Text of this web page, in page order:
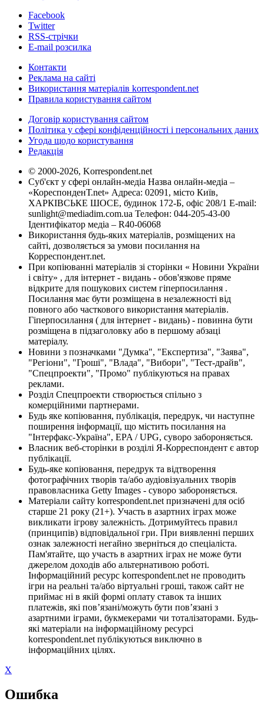
Facebook
Twitter
RSS-стрічки
E-mail розсилка
Контакти
Реклама на сайті
Використання матеріалів korrespondent.net
Правила користування сайтом
Договір користування сайтом
Політика у сфері конфіденційності і персональних даних
Угода щодо користування
Редакція
© 2000-2026, Korrespondent.net
Суб'єкт у сфері онлайн-медіа Назва онлайн-медіа –
«КореспонденТ.net» Адреса: 02091, місто Київ,
ХАРКІВСЬКЕ ШОСЕ, будинок 172-Б, офіс 208/1 E-mail:
sunlight@mediadim.com.ua Телефон: 044-205-43-00
Ідентифікатор медіа – R40-06068
Використання будь-яких матеріалів, розміщених на
сайті, дозволяється за умови посилання на
Корреспондент.net.
При копіюванні матеріалів зі сторінки « Новини України
і світу» , для інтернет - видань - обов'язкове пряме
відкрите для пошукових систем гіперпосилання .
Посилання має бути розміщена в незалежності від
повного або часткового використання матеріалів.
Гіперпосилання ( для інтернет - видань) - повинна бути
розміщена в підзаголовку або в першому абзаці
матеріалу.
Новини з позначками "Думка", "Експертиза", "Заява",
"Регіони", "Гроші", "Влада", "Вибори", "Тест-драйв",
"Спецпроекти", "Промо" публікуються на правах
реклами.
Розділ Спецпроекти створюється спільно з
комерційними партнерами.
Будь яке копіювання, публікація, передрук, чи наступне
поширення інформації, що містить посилання на
"Інтерфакс-Україна", EPA / UPG, суворо забороняється.
Власник веб-сторінки в розділі Я-Корреспондент є автор
публікації.
Будь-яке копіювання, передрук та відтворення
фотографічних творів та/або аудіовізуальних творів
правовласника Getty Images - суворо забороняється.
Матеріали сайту korrespondent.net призначені для осіб
старше 21 року (21+). Участь в азартних іграх може
викликати ігрову залежність. Дотримуйтесь правил
(принципів) відповідальної гри. При виявленні перших
ознак залежності негайно зверніться до спеціаліста.
Пам'ятайте, що участь в азартних іграх не може бути
джерелом доходів або альтернативою роботі.
Інформаційний ресурс korrespondent.net не проводить
ігри на реальні та/або віртуальні гроші, також сайт не
приймає ні в якій формі оплату ставок та інших
платежів, які пов’язані/можуть бути пов’язані з
азартними іграми, букмекерами чи тоталізаторами. Будь-
які матеріали на інформаційному ресурсі
korrespondent.net публікуються виключно в
інформаційних цілях.
X
Ошибка